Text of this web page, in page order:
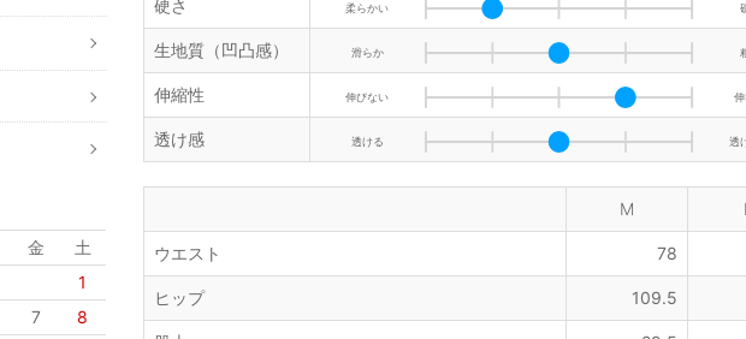
金
土
1
7
8
硬さ 柔らかい
生地質（凹凸感） 滑らか
伸縮性 伸びない
透け感 透ける 透
M
ウエスト 78
ヒップ 109.5